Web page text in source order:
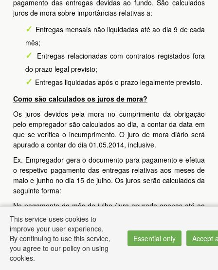
pagamento das entregas devidas ao fundo. São calculados
juros de mora sobre importâncias relativas a:
Entregas mensais não liquidadas até ao dia 9 de cada
mês;
Entregas relacionadas com contratos registados fora
do prazo legal previsto;
Entregas liquidadas após o prazo legalmente previsto.
Como são calculados os juros de mora?
Os juros devidos pela mora no cumprimento da obrigação
pelo empregador são calculados ao dia, a contar da data em
que se verifica o incumprimento. O juro de mora diário será
apurado a contar do dia 01.05.2014, inclusive.
Ex. Empregador gera o documento para pagamento e efetua
o respetivo pagamento das entregas relativas aos meses de
maio e junho no dia 15 de julho. Os juros serão calculados da
seguinte forma:
No pagamento do mês de julho (juro apurado apenas até ao
início do período de pagamento, ou seja, até ao dia 10 de
julho)
Juro diário relativo ao período de 21’maio a 10’julho,
aplicável ao montante da entrega devida em maio;
This service uses cookies to
improve your user experience.
By continuing to use this service,
you agree to our policy on using
cookies.
Essential only Accept